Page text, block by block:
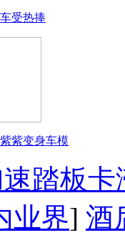
受热捧
紫变身车模
速踏板
业界] 酒